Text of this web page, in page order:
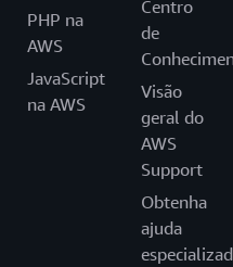
PHP na
AWS
JavaScript
na AWS
Centro
de
Visão
geral do
AWS
Support
Obtenha
ajuda